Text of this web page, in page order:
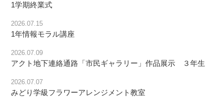
1学期終業式
2026.07.15
1年情報モラル講座
2026.07.09
アクト地下連絡通路「市民ギャラリー」作品展示 ３年生
2026.07.07
みどり学級フラワーアレンジメント教室